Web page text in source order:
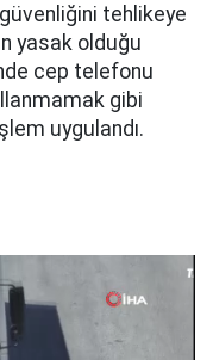
tehlikeye
yasak olduğu
cep telefonu
gibi
uygulandı.